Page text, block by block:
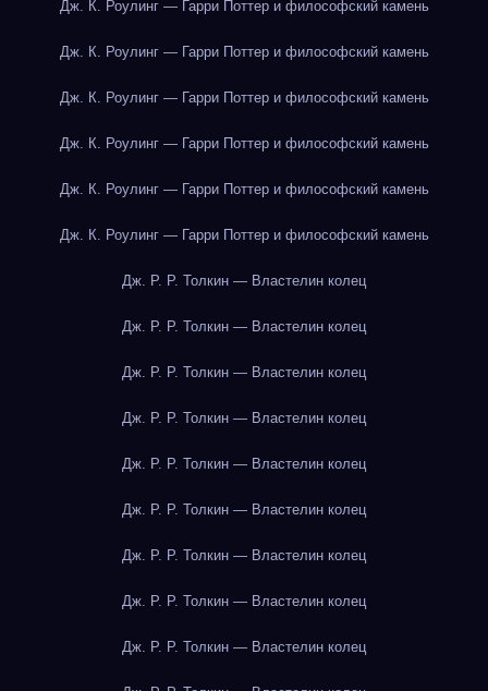
Дж. К. Роулинг — Гарри Поттер и философский камень
Дж. К. Роулинг — Гарри Поттер и философский камень
Дж. К. Роулинг — Гарри Поттер и философский камень
Дж. К. Роулинг — Гарри Поттер и философский камень
Дж. К. Роулинг — Гарри Поттер и философский камень
Дж. К. Роулинг — Гарри Поттер и философский камень
Дж. Р. Р. Толкин — Властелин колец
Дж. Р. Р. Толкин — Властелин колец
Дж. Р. Р. Толкин — Властелин колец
Дж. Р. Р. Толкин — Властелин колец
Дж. Р. Р. Толкин — Властелин колец
Дж. Р. Р. Толкин — Властелин колец
Дж. Р. Р. Толкин — Властелин колец
Дж. Р. Р. Толкин — Властелин колец
Дж. Р. Р. Толкин — Властелин колец